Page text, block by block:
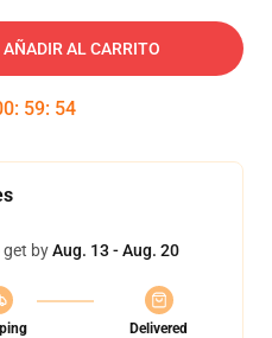
AÑADIR AL CARRITO
: 59: 53
get byAug. 13 - Aug. 20
Delivered